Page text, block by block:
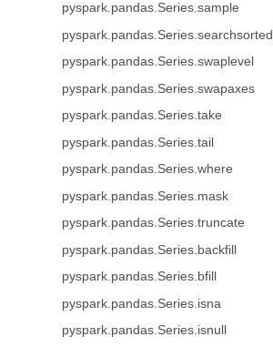
pyspark.pandas.Series.sample
pyspark.pandas.Series.searchsorted
pyspark.pandas.Series.swaplevel
pyspark.pandas.Series.swapaxes
pyspark.pandas.Series.take
pyspark.pandas.Series.tail
pyspark.pandas.Series.where
pyspark.pandas.Series.mask
pyspark.pandas.Series.truncate
pyspark.pandas.Series.backfill
pyspark.pandas.Series.bfill
pyspark.pandas.Series.isna
pyspark.pandas.Series.isnull